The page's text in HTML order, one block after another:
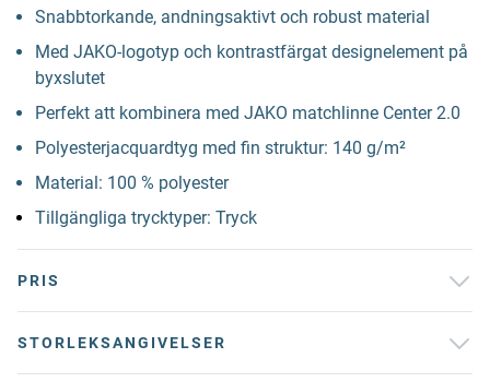
Snabbtorkande, andningsaktivt och robust material
Med JAKO-logotyp och kontrastfärgat designelement på
byxslutet
Perfekt att kombinera med JAKO matchlinne Center 2.0
Polyesterjacquardtyg med fin struktur: 140 g/m²
Material: 100 % polyester
Tillgängliga trycktyper: Tryck
PRIS
STORLEKSANGIVELSER